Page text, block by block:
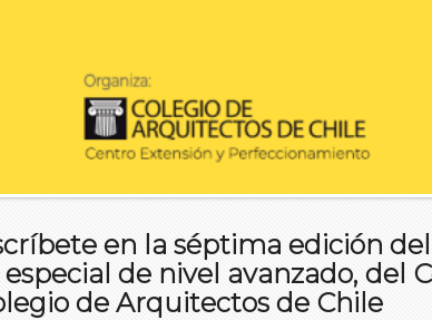
en la séptima edición
de nivel avanzado, del
de Arquitectos de Chile